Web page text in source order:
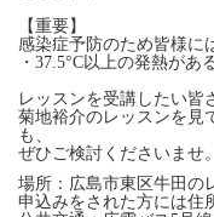
【重要】
感染症予防のため皆様に
・37.5°C以上の発熱があ
レッスンを受講したい皆
菊地裕介のレッスンを見
も、
ぜひご検討くださいませ。
場所：広島市東区牛田の
申込みをされた方には住